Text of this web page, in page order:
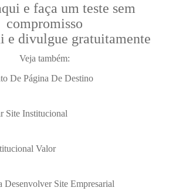
e faça um teste sem
compromisso
e divulgue gratuitamente
Veja também:
De Página De Destino
Site Institucional
Valor
Desenvolver Site Empresarial